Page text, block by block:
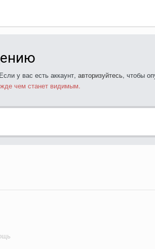
у вас есть аккаунт, авторизуйтесь, чтобы
чем станет видимым.